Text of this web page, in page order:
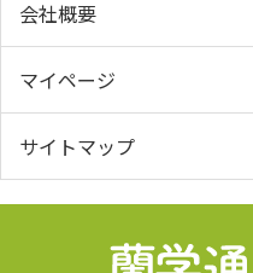
会社概要
マイページ
サイトマップ